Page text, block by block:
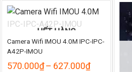
HẾT HÀNG
Camera Wifi IMOU 4.0M IPC-IPC-
A42P-IMOU
570.000₫– 627.000₫Khoảng